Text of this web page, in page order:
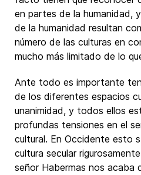
en partes de la humanidad,
de la humanidad resultan
número de las culturas en
mucho más limitado de lo
Ante todo es importante
de los diferentes espacios
unanimidad, y todos ellos
profundas tensiones en el
cultural. En Occidente esto
cultura secular
señor Habermas nos acaba